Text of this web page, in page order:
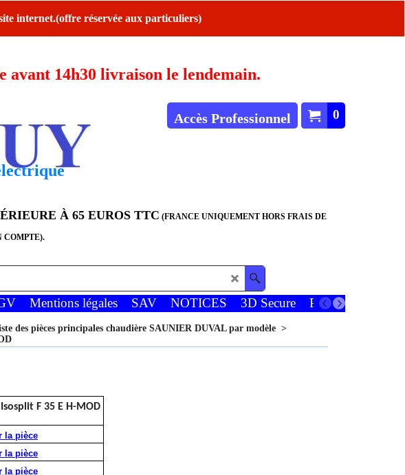
internet.(offre réservée aux particuliers)
avant 14h30 livraison le lendemain.
0
Accès Professionnel
À 65 EUROS TTC (FRANCE UNIQUEMENT HORS FRAIS DE
COMPTE).
Mentions légales SAV NOTICES 3D Secure Paiements
des pièces principales chaudière SAUNIER DUVAL par modèle >
F 35 E H-MOD
la pièce
la pièce
la pièce